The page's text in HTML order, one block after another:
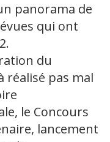
panorama de
qui ont
du
réalisé pas mal
le Concours
lancement